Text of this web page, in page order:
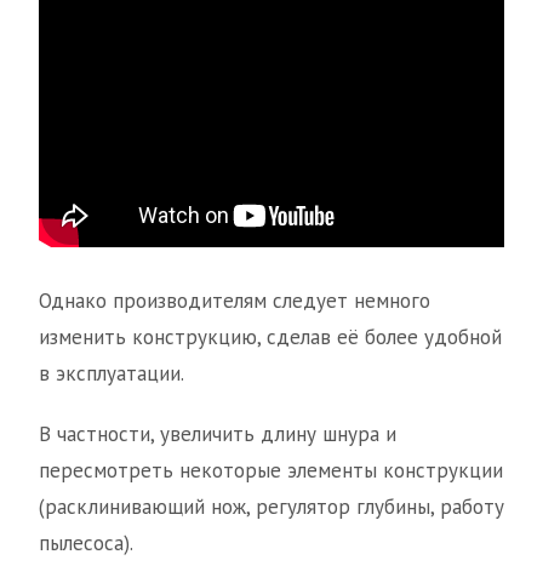
Однако производителям следует немного
изменить конструкцию, сделав её более удобной
в эксплуатации.
В частности, увеличить длину шнура и
пересмотреть некоторые элементы конструкции
(расклинивающий нож, регулятор глубины, работу
пылесоса).